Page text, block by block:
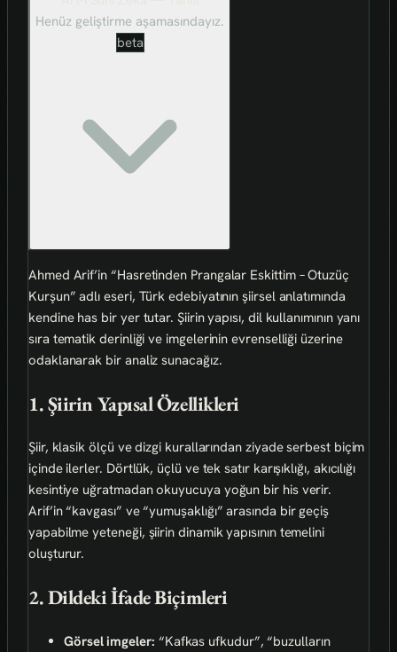
Henüz geliştirme aşamasındayız.
beta
Ahmed Arif’in “Hasretinden Prangalar Eskittim – Otuzüç
Kurşun” adlı eseri, Türk edebiyatının şiirsel anlatımında
kendine has bir yer tutar. Şiirin yapısı, dil kullanımının yanı
sıra tematik derinliği ve imgelerinin evrenselliği üzerine
odaklanarak bir analiz sunacağız.
1. Şiirin Yapısal Özellikleri
Şiir, klasik ölçü ve dizgi kurallarından ziyade serbest biçim
içinde ilerler. Dörtlük, üçlü ve tek satır karışıklığı, akıcılığı
kesintiye uğratmadan okuyucuya yoğun bir his verir.
Arif’in “kavgası” ve “yumuşaklığı” arasında bir geçiş
yapabilme yeteneği, şiirin dinamik yapısının temelini
oluşturur.
2. Dildeki İfade Biçimleri
Görsel imgeler: “Kafkas ufkudur”, “buzulların